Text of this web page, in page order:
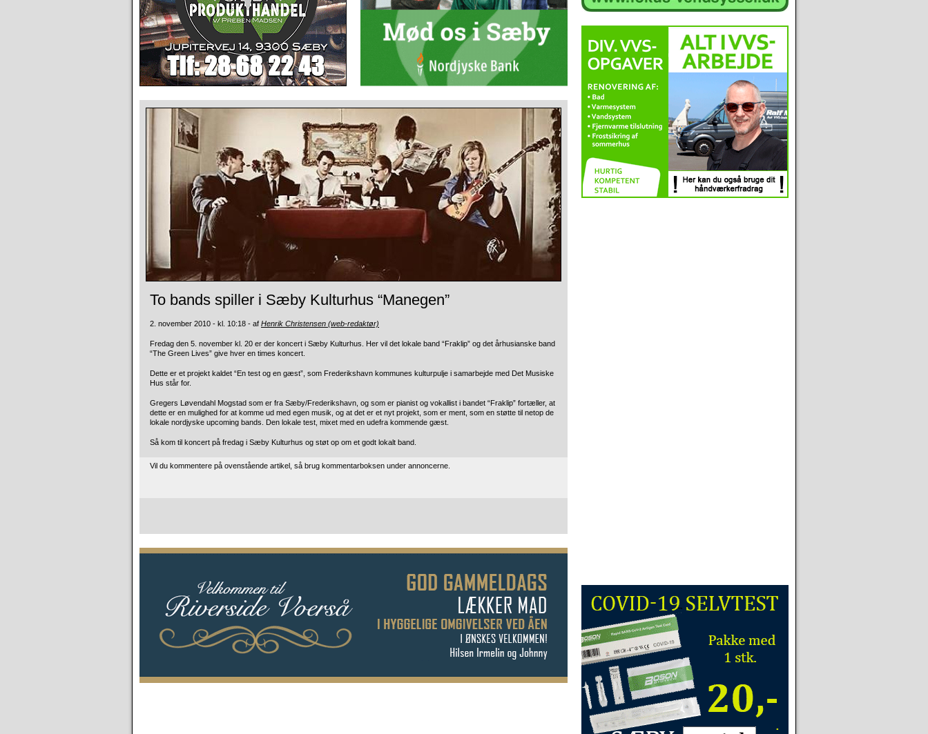
To bands spiller i Sæby Kulturhus “Manegen”
2. november 2010 - kl. 10:18 - af Henrik Christensen (web-redaktør)
Fredag den 5. november kl. 20 er der koncert i Sæby Kulturhus. Her vil det lokale band “Fraklip” og det århusianske band
“The Green Lives” give hver en times koncert.
Dette er et projekt kaldet “En test og en gæst”, som Frederikshavn kommunes kulturpulje i samarbejde med Det Musiske
Hus står for.
Gregers Løvendahl Mogstad som er fra Sæby/Frederikshavn, og som er pianist og vokallist i bandet “Fraklip” fortæller, at
dette er en mulighed for at komme ud med egen musik, og at det er et nyt projekt, som er ment, som en støtte til netop de
lokale nordjyske upcoming bands. Den lokale test, mixet med en udefra kommende gæst.
Så kom til koncert på fredag i Sæby Kulturhus og støt op om et godt lokalt band.
Vil du kommentere på ovenstående artikel, så brug kommentarboksen under annoncerne.